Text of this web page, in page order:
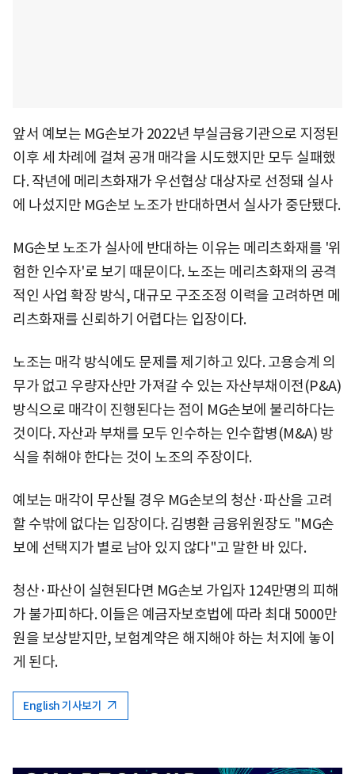
앞서 예보는 MG손보가 2022년 부실금융기관으로 지정된
이후 세 차례에 걸쳐 공개 매각을 시도했지만 모두 실패했
다. 작년에 메리츠화재가 우선협상 대상자로 선정돼 실사
에 나섰지만 MG손보 노조가 반대하면서 실사가 중단됐다.
MG손보 노조가 실사에 반대하는 이유는 메리츠화재를 '위
험한 인수자'로 보기 때문이다. 노조는 메리츠화재의 공격
적인 사업 확장 방식, 대규모 구조조정 이력을 고려하면 메
리츠화재를 신뢰하기 어렵다는 입장이다.
노조는 매각 방식에도 문제를 제기하고 있다. 고용승계 의
무가 없고 우량자산만 가져갈 수 있는 자산부채이전(P&A)
방식으로 매각이 진행된다는 점이 MG손보에 불리하다는
것이다. 자산과 부채를 모두 인수하는 인수합병(M&A) 방
식을 취해야 한다는 것이 노조의 주장이다.
예보는 매각이 무산될 경우 MG손보의 청산·파산을 고려
할 수밖에 없다는 입장이다. 김병환 금융위원장도 "MG손
보에 선택지가 별로 남아 있지 않다"고 말한 바 있다.
청산·파산이 실현된다면 MG손보 가입자 124만명의 피해
가 불가피하다. 이들은 예금자보호법에 따라 최대 5000만
원을 보상받지만, 보험계약은 해지해야 하는 처지에 놓이
게 된다.
English 기사보기